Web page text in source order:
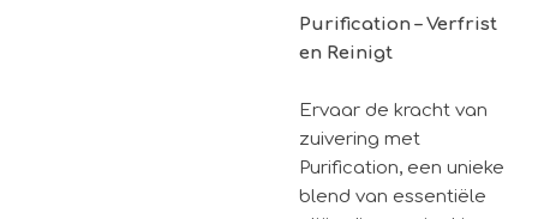
Purification – Verfrist
en Reinigt
Ervaar de kracht van
zuivering met
Purification, een unieke
blend van essentiële